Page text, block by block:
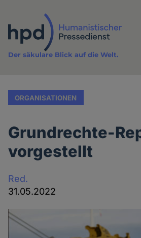
Inhalt
Der säkulare Blick auf die Welt.
ORGANISATIONEN
Grundrechte-
vorgestellt
Red.
31.05.2022